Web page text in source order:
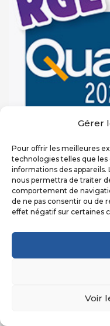
Gérer
Pour offrir les meilleures
technologies telles que
informations des
nous permettra de traiter
comportement de
de ne pas consentir ou de
effet négatif sur certaines
Voir